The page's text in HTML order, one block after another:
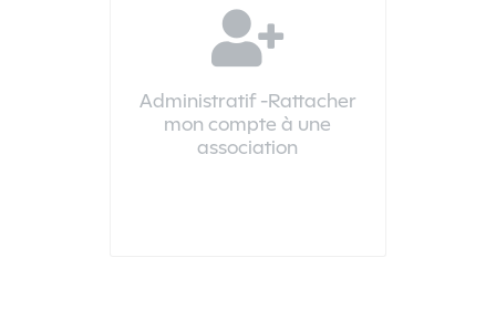
Administratif -Rattacher
mon compte à une
association